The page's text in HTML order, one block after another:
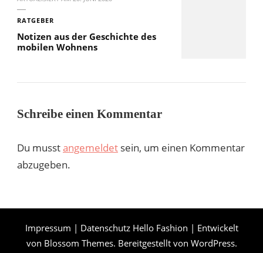
RATGEBER
Notizen aus der Geschichte des
mobilen Wohnens
Schreibe einen Kommentar
Du musstangemeldet sein, um einen Kommentar
abzugeben.
Impressum | DatenschutzHello Fashion | Entwickelt
von Blossom Themes. Bereitgestellt von WordPress.